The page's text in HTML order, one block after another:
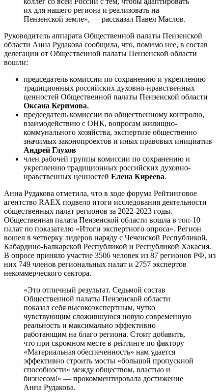
их для нашего региона и реализовать на
Пензенской земле», — рассказал Павел Маслов.
Руководитель аппарата Общественной палаты Пензенской
области Анна Рудакова сообщила, что, помимо нее, в состав
делегации от Общественной палаты Пензенской области
вошли:
председатель комиссии по сохранению и укреплению
традиционных российских духовно-нравственных
ценностей Общественной палаты Пензенской области
Оксана Керимова,
председатель комиссии по общественному контролю,
взаимодействию с ОНК, вопросам жилищно-
коммунального хозяйства, экспертизе общественно
значимых законопроектов и иных правовых инициатив
Андрей Глухов
член рабочей группы комиссии по сохранению и
укреплению традиционных российских духовно-
нравственных ценностей Елена Киреева.
Анна Рудакова отметила, что в ходе форума Рейтинговое
агентство RAEX подвело итоги исследования деятельности
общественных палат регионов за 2022-2023 годы.
Общественная палата Пензенской области вошла в топ-10
палат по показателю «Итоги экспертного опроса». Регион
вошел в четверку лидеров наряду с Чеченской Республикой,
Кабардино-Балкарской Республикой и Республикой Хакасия.
В опросе приняло участие 3506 человек из 87 регионов РФ, из
них 749 членов региональных палат и 2757 экспертов
некоммерческого сектора.
«Это отличный результат. Седьмой состав
Общественной палаты Пензенской области
показал себя высокоэкспертным, чутко
чувствующим сложившуюся новую современную
реальность и максимально эффективно
работающим на благо региона. Стоит добавить,
что при скромном месте в рейтинге по фактору
«Материальная обеспеченность» нам удается
эффективно строить мосты «большой пропускной
способности» между обществом, властью и
бизнесом!» — прокомментировала достижение
Анна Рудакова.